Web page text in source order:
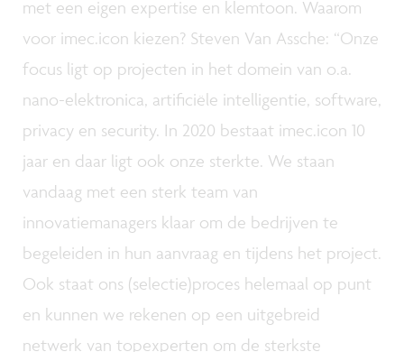
met een eigen expertise en klemtoon. Waarom
voor imec.icon kiezen? Steven Van Assche: “Onze
focus ligt op projecten in het domein van o.a.
nano-elektronica, artificiële intelligentie, software,
privacy en security. In 2020 bestaat imec.icon 10
jaar en daar ligt ook onze sterkte. We staan
vandaag met een sterk team van
innovatiemanagers klaar om de bedrijven te
begeleiden in hun aanvraag en tijdens het project.
Ook staat ons (selectie)proces helemaal op punt
en kunnen we rekenen op een uitgebreid
netwerk van topexperten om de sterkste